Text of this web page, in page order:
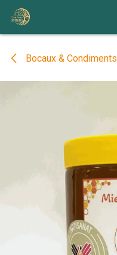
Se rendre au contenu
Bocaux & Condiments